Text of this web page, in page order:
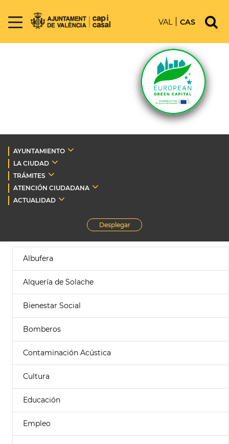
VAL CAS
AYUNTAMIENTO
LA CIUDAD
TRÁMITES
ATENCIÓN CIUDADANA
ACTUALIDAD
Desplegar
Albufera
Alquería de Solache
Bienestar Social
Bomberos
Contaminación Acústica
Cultura
Educación
Empleo